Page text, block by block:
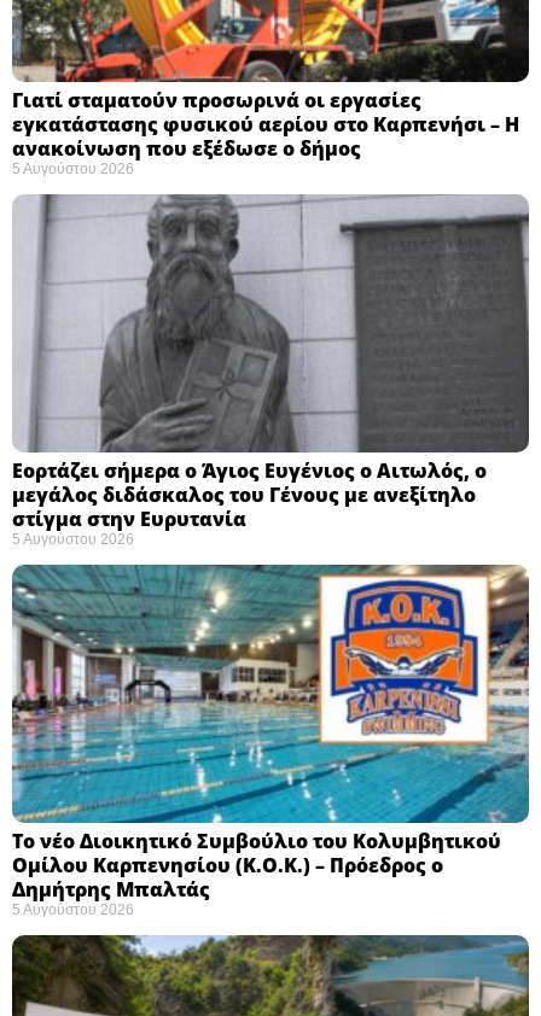
Γιατί σταματούν προσωρινά οι εργασίες
εγκατάστασης φυσικού αερίου στο Καρπενήσι – Η
ανακοίνωση που εξέδωσε ο δήμος
5 Αυγούστου 2026
Εορτάζει σήμερα ο Άγιος Ευγένιος ο Αιτωλός, ο
μεγάλος διδάσκαλος του Γένους με ανεξίτηλο
στίγμα στην Ευρυτανία
5 Αυγούστου 2026
Το νέο Διοικητικό Συμβούλιο του Κολυμβητικού
Ομίλου Καρπενησίου (Κ.Ο.Κ.) – Πρόεδρος ο
Δημήτρης Μπαλτάς
5 Αυγούστου 2026